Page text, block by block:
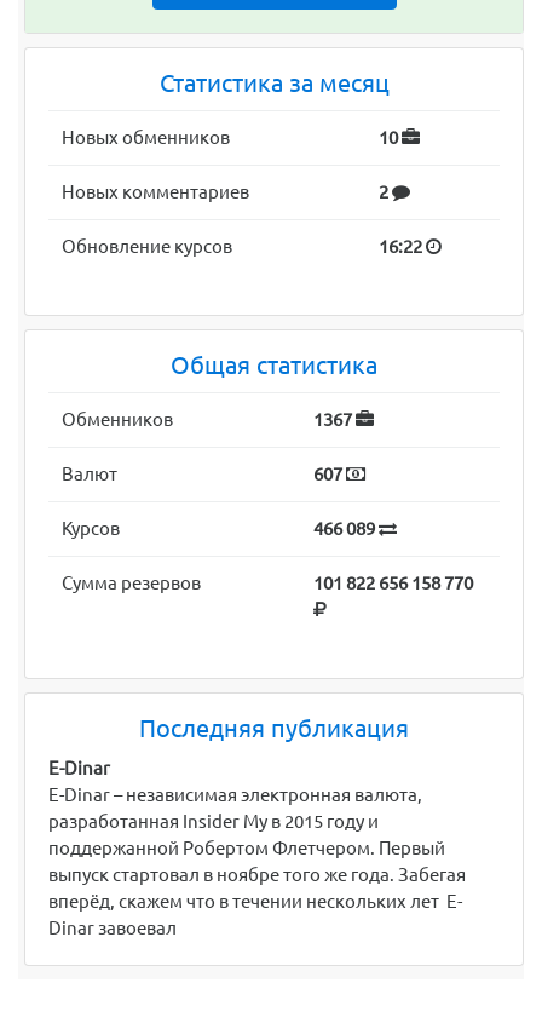
Статистика за месяц
Новых обменников 10
Новых комментариев 2
Обновление курсов 16:22
Общая статистика
Обменников 1367
Валют 607
Курсов 466 089
Сумма резервов 101 822 656 158 770
Последняя публикация
E-Dinar
E-Dinar – независимая электронная валюта,
разработанная Insider My в 2015 году и
поддержанной Робертом Флетчером. Первый
выпуск стартовал в ноябре того же года. Забегая
вперёд, скажем что в течении нескольких лет E-
Dinar завоевал